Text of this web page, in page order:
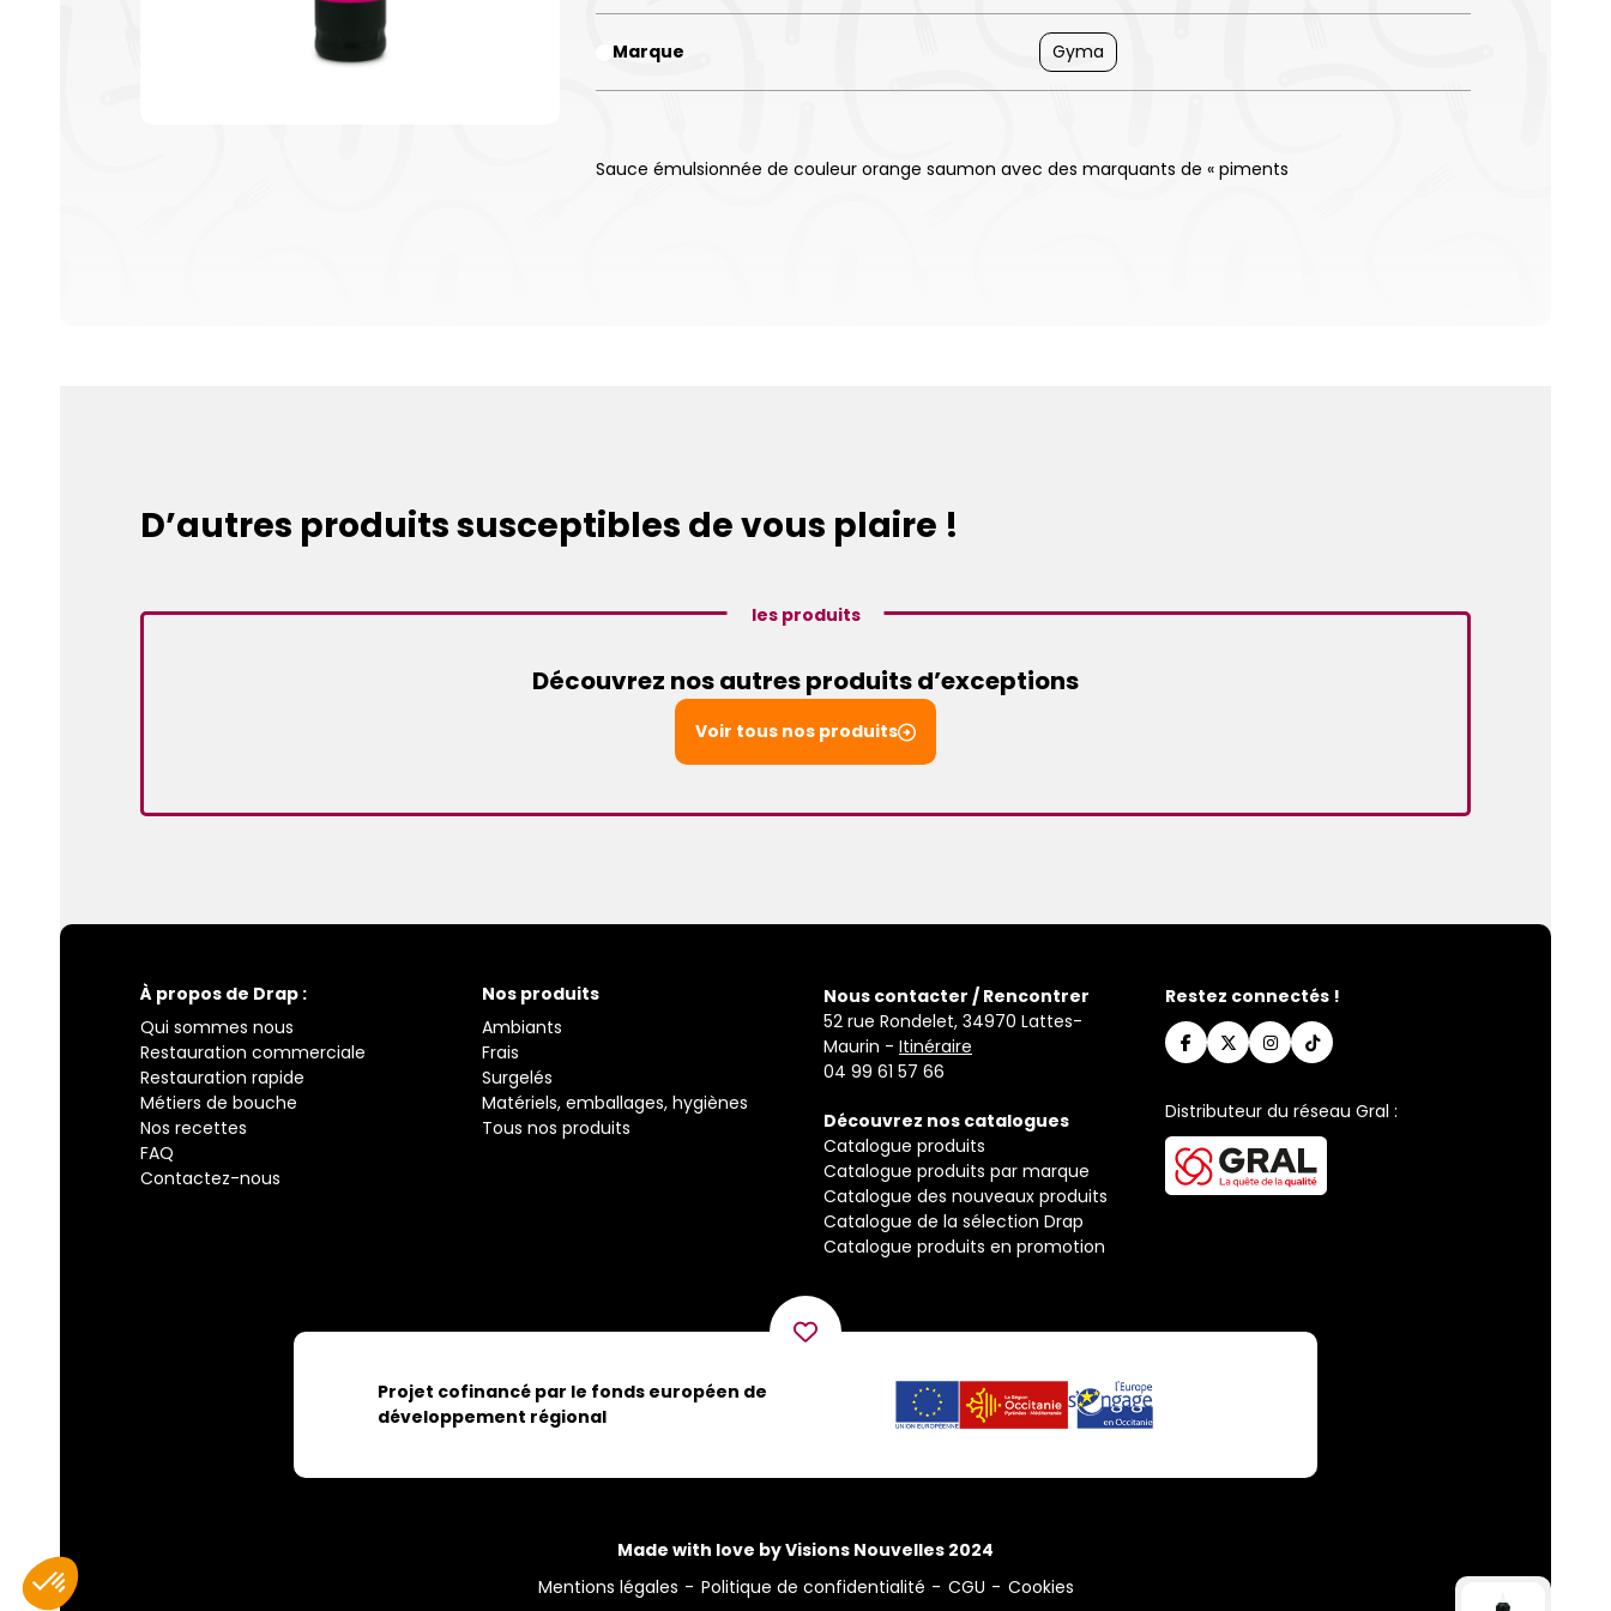
Marque Gyma
Sauce émulsionnée de couleur orange saumon avec des marquants de « piments
D’autres produits susceptibles de vous plaire !
les produits
Découvrez nos autres produits d’exceptions
Voir tous nos produits
À propos de Drap :
Qui sommes nous
Restauration commerciale
Restauration rapide
Métiers de bouche
Nos recettes
FAQ
Contactez-nous
Nos produits
Ambiants
Frais
Surgelés
Matériels, emballages, hygiènes
Tous nos produits
Nous contacter / Rencontrer
52 rue Rondelet, 34970 Lattes-
Maurin - Itinéraire
04 99 61 57 66
Découvrez nos catalogues
Catalogue produits
Catalogue produits par marque
Catalogue des nouveaux produits
Catalogue de la sélection Drap
Catalogue produits en promotion
Restez connectés !
Distributeur du réseau Gral :
Projet cofinancé par le fonds européen de
développement régional
Made with love by Visions Nouvelles 2024
Mentions légales
Politique de confidentialité CGU Cookies